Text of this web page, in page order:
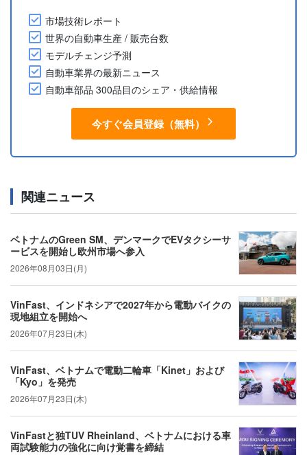
市場技術レポート
世界の自動車生産 / 販売台数
モデルチェンジ予測
自動車業界の最新ニュース
自動車部品 300品目のシェア・供給情報
今すぐ会員登録（無料）
関連ニュース
ベトナムのGreen SM、デンマークでEVタクシーサ
ービスを開始し欧州市場へ参入
2026年08月03日(月)
VinFast、インドネシアで2027年から電動バイクの
現地組立を開始へ
2026年07月23日(木)
VinFast、ベトナムで電動二輪車「Kinet」および
「Kyo」を発売
2026年07月23日(木)
VinFastと独TUV Rheinland、ベトナムにおける車
両試験能力の強化に向け覚書を締結